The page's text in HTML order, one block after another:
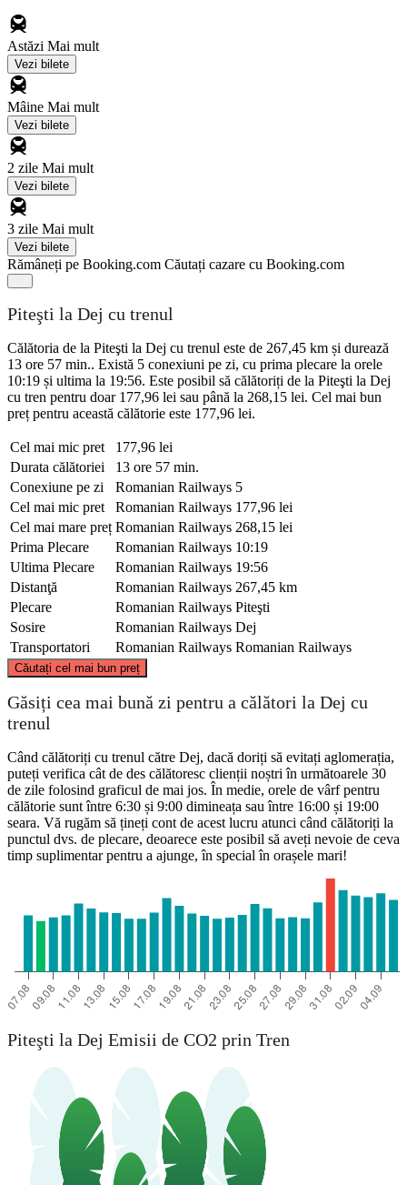
Astăzi Mai mult
Vezi bilete
Mâine Mai mult
Vezi bilete
2 zile Mai mult
Vezi bilete
3 zile Mai mult
Vezi bilete
Rămâneți pe Booking.com Căutați cazare cu Booking.com
Piteşti la Dej cu trenul
Călătoria de la Piteşti la Dej cu trenul este de 267,45 km și durează
13 ore 57 min.. Există 5 conexiuni pe zi, cu prima plecare la orele
10:19 și ultima la 19:56. Este posibil să călătoriți de la Piteşti la Dej
cu tren pentru doar 177,96 lei sau până la 268,15 lei. Cel mai bun
preț pentru această călătorie este 177,96 lei.
Cel mai mic pret
177,96 lei
Durata călătoriei
13 ore 57 min.
Conexiune pe zi
Romanian Railways 5
Cel mai mic pret
Romanian Railways 177,96 lei
Cel mai mare preț Romanian Railways 268,15 lei
Prima Plecare
Romanian Railways 10:19
Ultima Plecare
Romanian Railways 19:56
Distanţă
Romanian Railways 267,45 km
Plecare
Romanian Railways Piteşti
Sosire
Romanian Railways Dej
Transportatori
Romanian Railways Romanian Railways
Căutați cel mai bun preț
©CARTO, ©OpenStreetMapcontributors
Găsiți cea mai bună zi pentru a călători la Dej cu
trenul
Când călătoriți cu trenul către Dej, dacă doriți să evitați aglomerația,
puteți verifica cât de des călătoresc clienții noștri în următoarele 30
de zile folosind graficul de mai jos. În medie, orele de vârf pentru
călătorie sunt între 6:30 și 9:00 dimineața sau între 16:00 și 19:00
seara. Vă rugăm să țineți cont de acest lucru atunci când călătoriți la
punctul dvs. de plecare, deoarece este posibil să aveți nevoie de ceva
timp suplimentar pentru a ajunge, în special în orașele mari!
Piteşti la Dej Emisii de CO2 prin Tren